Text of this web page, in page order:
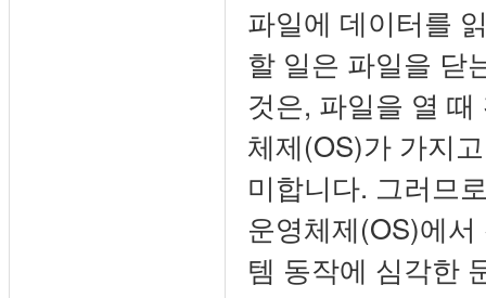
파일에 데이터를
할 일은 파일을 닫
것은, 파일을 열
체제(OS)가 가지
미합니다. 그러므
운영체제(OS)에
템 동작에 심각한